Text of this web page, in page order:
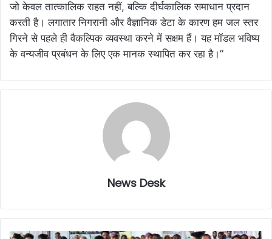
जो केवल तात्कालिक राहत नहीं, बल्कि दीर्घकालिक समाधान प्रदान
करती है। लगातार निगरानी और वैज्ञानिक डेटा के कारण हम जल स्तर
गिरने से पहले ही वैकल्पिक व्यवस्था करने में सक्षम हैं। यह मॉडल भविष्य
के वन्यजीव प्रबंधन के लिए एक मानक स्थापित कर रहा है।”
News Desk